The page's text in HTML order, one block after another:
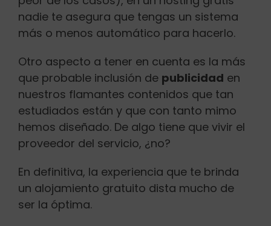
nadie te asegura que tengas un sistema
más o menos automático para hacerlo.
Otro aspecto a tener en cuenta es la más
que probable inclusión de publicidad en
nuestros flamantes contenidos que tan
estudiados están y que con tanto mimo
hemos diseñado. De algo tiene que vivir el
proveedor del servicio, ¿no?
En definitiva, la experiencia que te brinda
un alojamiento gratuito dista mucho de
ser la óptima.